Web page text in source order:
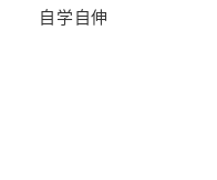
自学自伸